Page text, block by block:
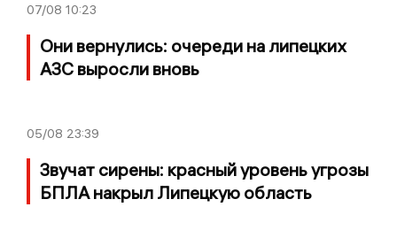
07/08 10:23
Они вернулись: очереди на липецких
АЗС выросли вновь
05/08 23:39
Звучат сирены: красный уровень угрозы
БПЛА накрыл Липецкую область